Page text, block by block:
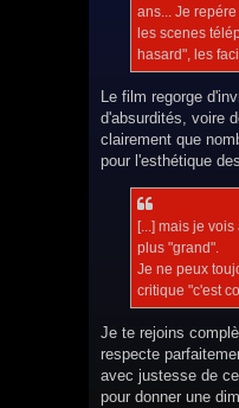
ans... Je
les scenes
hasard", les
Le film regorge
d'absurdités, voire
clairement que
pour l'esthétique
[...] mais je
plus "grand".
Je ne peux
critique "c'est
Je te rejoins
respecte
avec justesse de
pour donner une